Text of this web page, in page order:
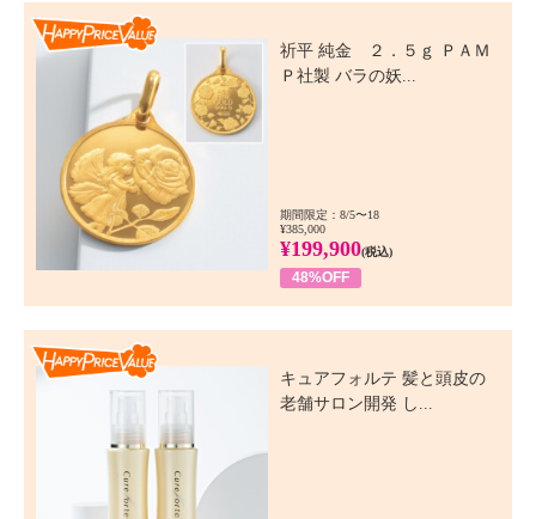
祈平 純金 ２．５ｇ ＰＡＭ
Ｐ社製 バラの妖...
期間限定：8/5〜18
¥385,000
¥199,900(税込)
48%OFF
キュアフォルテ 髪と頭皮の
老舗サロン開発 し...